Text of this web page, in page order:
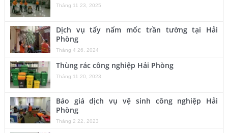
Tháng 11 23, 2025
Dịch vụ tẩy nấm mốc trần tường tại Hải
Phòng
Tháng 4 26, 2024
Thùng rác công nghiệp Hải Phòng
Tháng 11 20, 2023
Báo giá dịch vụ vệ sinh công nghiệp Hải
Phòng
Tháng 2 22, 2023